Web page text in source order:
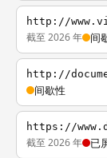
http://
截至 2026 年 间
http://
间歇性
https://
截至 2026 年 已